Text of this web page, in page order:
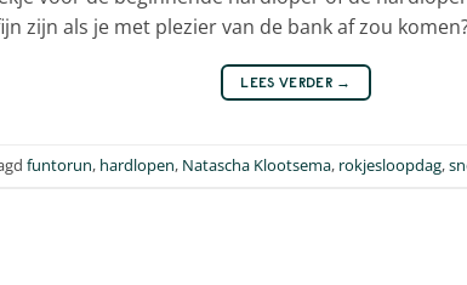
zijn als je met plezier van de bank af zou
LEES VERDER →
funtorun, hardlopen, Natascha Klootsema, rokjesloopdag,